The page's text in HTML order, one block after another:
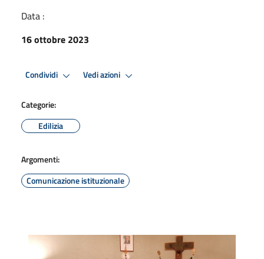
Data :
16 ottobre 2023
Condividi Vedi azioni
Categorie:
Edilizia
Argomenti:
Comunicazione istituzionale